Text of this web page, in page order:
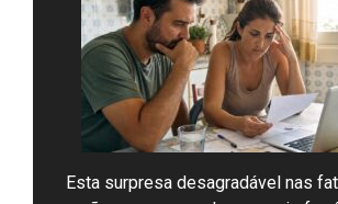
Esta surpresa desagradável nas